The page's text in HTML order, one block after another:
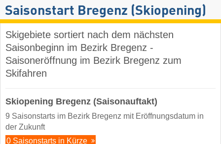
Saisonstart Bregenz (Skiopening)
Skigebiete sortiert nach dem nächsten
Saisonbeginn im Bezirk Bregenz -
Saisoneröffnung im Bezirk Bregenz zum
Skifahren
Skiopening Bregenz (Saisonauftakt)
9 Saisonstarts im Bezirk Bregenz mit Eröffnungsdatum in
der Zukunft
0 Saisonstarts in Kürze